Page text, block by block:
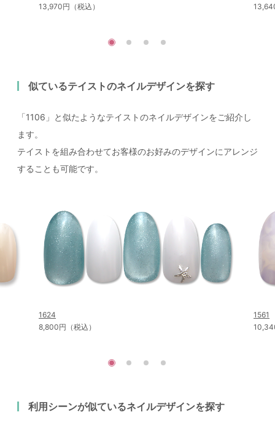
13,970円（税込）
似ているテイストのネイルデザインを探す
「1106」と似たようなテイストのネイルデザインをご紹介し
ます。
テイストを組み合わせてお客様のお好みのデザインにアレンジ
することも可能です。
1624
8,800円（税込）
1561
利用シーンが似ているネイルデザインを探す